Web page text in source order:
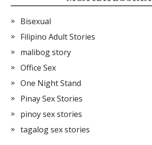
Bisexual
Filipino Adult Stories
malibog story
Office Sex
One Night Stand
Pinay Sex Stories
pinoy sex stories
tagalog sex stories